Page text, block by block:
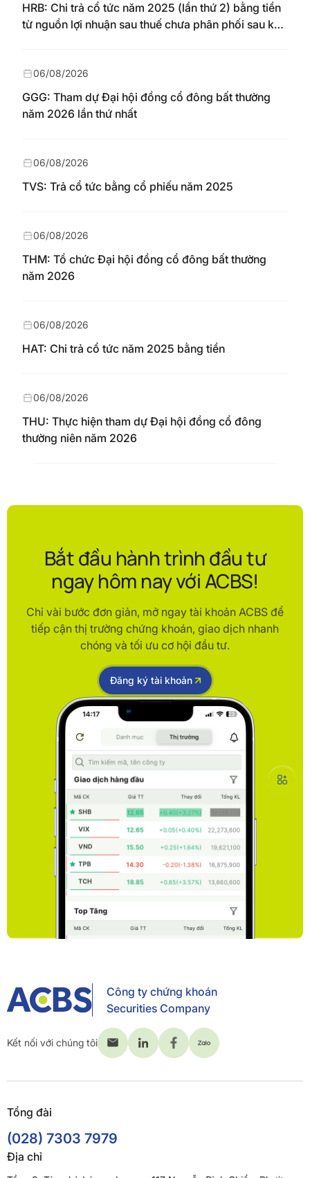
HRB: Chi trả cổ tức năm 2025 (lần thứ 2) bằng tiền
từ nguồn lợi nhuận sau thuế chưa phân phối sau khi
ngày 04/08/2026
GGG: Tham dự Đại hội đồng cổ đông bất thường
năm 2026 lần thứ nhất
06/08/2026
TVS: Trả cổ tức bằng cổ phiếu năm 2025
06/08/2026
THM: Tổ chức Đại hội đồng cổ đông bất thường
năm 2026
06/08/2026
HAT: Chi trả cổ tức năm 2025 bằng tiền
06/08/2026
THU: Thực hiện tham dự Đại hội đồng cổ đông
thường niên năm 2026
06/08/2026
Bắt đầu hành trình đầu tư
ngay hôm nay với ACBS!
Chỉ vài bước đơn giản, mở ngay tài khoản ACBS để
tiếp cận thị trường chứng khoán, giao dịch nhanh
chóng và tối ưu cơ hội đầu tư.
Đăng ký tài khoản
Công ty chứng khoán
Securities Company
Kết nối với chúng tôi
Tổng đài
(028) 7303 7979
Địa chỉ